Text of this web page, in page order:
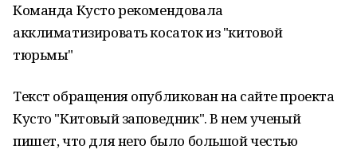
Команда Кусто рекомендовала
акклиматизировать косаток из "китовой
тюрьмы"
Текст обращения опубликован на сайте проекта
Кусто "Китовый заповедник". В нем ученый
пишет, что для него было большой честью